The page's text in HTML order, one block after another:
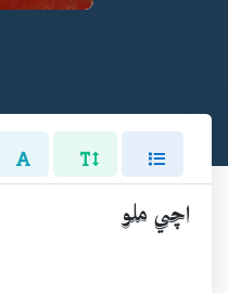
اچي ملو